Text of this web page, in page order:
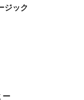
ジック
ー